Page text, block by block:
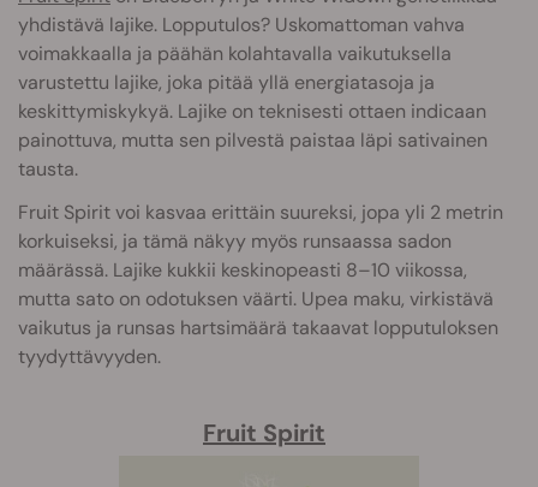
yhdistävä lajike. Lopputulos? Uskomattoman vahva
voimakkaalla ja päähän kolahtavalla vaikutuksella
varustettu lajike, joka pitää yllä energiatasoja ja
keskittymiskykyä. Lajike on teknisesti ottaen indicaan
painottuva, mutta sen pilvestä paistaa läpi sativainen
tausta.
Fruit Spirit voi kasvaa erittäin suureksi, jopa yli 2 metrin
korkuiseksi, ja tämä näkyy myös runsaassa sadon
määrässä. Lajike kukkii keskinopeasti 8–10 viikossa,
mutta sato on odotuksen väärti. Upea maku, virkistävä
vaikutus ja runsas hartsimäärä takaavat lopputuloksen
tyydyttävyyden.
Fruit Spirit